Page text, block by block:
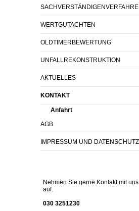
WERTGUTACHTEN
OLDTIMERBEWERTUNG
UNFALLREKONSTRUKTION
AKTUELLES
KONTAKT
Anfahrt
AGB
IMPRESSUM UND DATENSCHUTZ
Nehmen Sie gerne Kontakt mit uns
auf.
030 3251230